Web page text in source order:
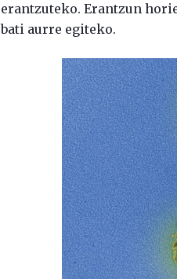
erantzuteko. Erantzun
bati aurre egiteko.